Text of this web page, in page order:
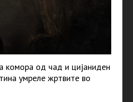
комора од чад и цијаниден
умреле жртвите во